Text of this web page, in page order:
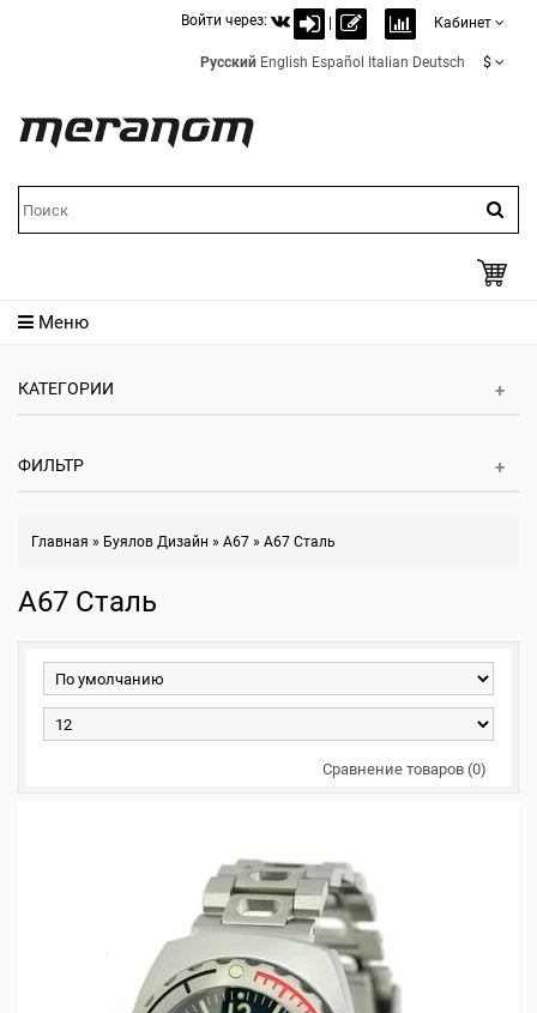
Войти через: Кабинет
Русский English Español Italian Deutsch $
Меню
КАТЕГОРИИ
ФИЛЬТР
Главная » Буялов Дизайн » A67 » A67 Сталь
A67 Сталь
Сравнение товаров (0)